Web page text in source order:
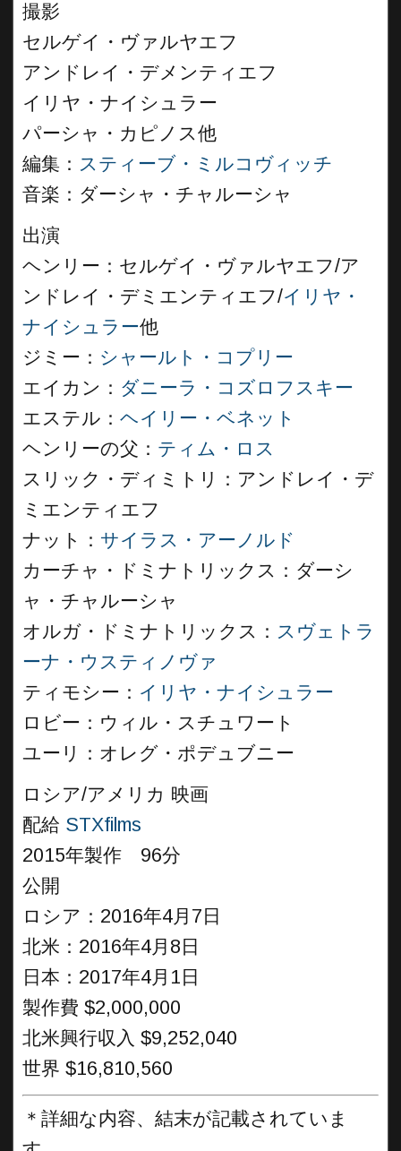
撮影
セルゲイ・ヴァルヤエフ
アンドレイ・デメンティエフ
イリヤ・ナイシュラー
パーシャ・カピノス他
編集： スティーブ・ミルコヴィッチ
音楽：ダーシャ・チャルーシャ
出演
ヘンリー：セルゲイ・ヴァルヤエフ/ア
ンドレイ・デミエンティエフ/イリヤ・
ナイシュラー他
ジミー： シャールト・コプリー
エイカン： ダニーラ・コズロフスキー
エステル： ヘイリー・ベネット
ヘンリーの父： ティム・ロス
スリック・ディミトリ：アンドレイ・デ
ミエンティエフ
ナット： サイラス・アーノルド
カーチャ・ドミナトリックス：ダーシ
ャ・チャルーシャ
オルガ・ドミナトリックス： スヴェトラ
ーナ・ウスティノヴァ
ティモシー： イリヤ・ナイシュラー
ロビー：ウィル・スチュワート
ユーリ：オレグ・ポデュブニー
ロシア/アメリカ 映画
配給 STXfilms
2015年製作 96分
公開
ロシア：2016年4月7日
北米：2016年4月8日
日本：2017年4月1日
製作費 $2,000,000
北米興行収入 $9,252,040
世界 $16,810,560
＊詳細な内容、結末が記載されていま